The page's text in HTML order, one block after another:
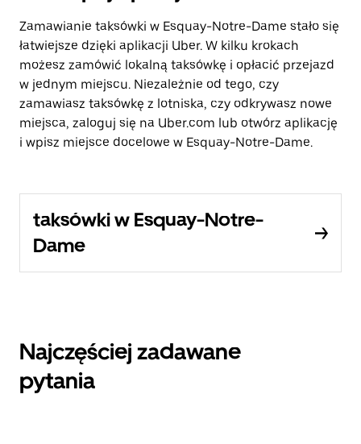
Zamawianie taksówki w Esquay-Notre-Dame stało się
łatwiejsze dzięki aplikacji Uber. W kilku krokach
możesz zamówić lokalną taksówkę i opłacić przejazd
w jednym miejscu. Niezależnie od tego, czy
zamawiasz taksówkę z lotniska, czy odkrywasz nowe
miejsca, zaloguj się na Uber.com lub otwórz aplikację
i wpisz miejsce docelowe w Esquay-Notre-Dame.
taksówki w Esquay-Notre-
Dame
Najczęściej zadawane
pytania